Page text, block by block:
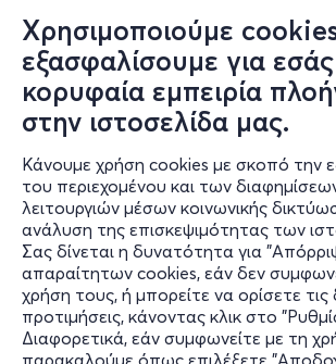
Χρησιμοποιούμε
εξασφαλίσουμε για
κορυφαία εμπειρία
στην ιστοσελίδα μας.
Κάνουμε χρήση cookies με σκοπό την
του περιεχομένου και των
λειτουργιών μέσων κοινωνικής
ανάλυση της επισκεψιμότητας των
Σας δίνεται η δυνατότητα για
απαραίτητων cookies, εάν δεν
χρήση τους, ή μπορείτε να ορίσετε τις
προτιμήσεις, κάνοντας κλικ στο
Διαφορετικά, εάν συμφωνείτε με τη
παρακαλούμε όπως επιλέξετε
Πληροφορίες
Υποστήριξη
Stay Connected